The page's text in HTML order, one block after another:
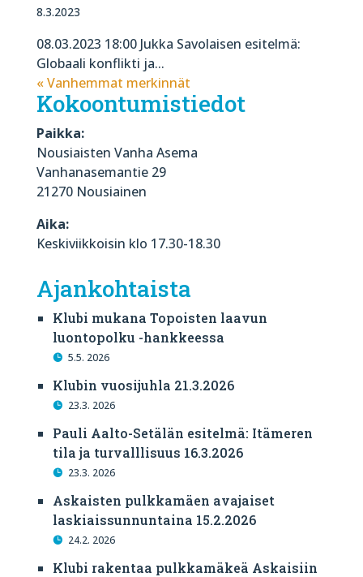
8.3.2023
08.03.2023 18:00 Jukka Savolaisen esitelmä:
Globaali konflikti ja...
« Vanhemmat merkinnät
Kokoontumistiedot
Paikka:
Nousiaisten Vanha Asema
Vanhanasemantie 29
21270 Nousiainen
Aika:
Keskiviikkoisin klo 17.30-18.30
Ajankohtaista
Klubi mukana Topoisten laavun
luontopolku -hankkeessa
5.5. 2026
Klubin vuosijuhla 21.3.2026
23.3. 2026
Pauli Aalto-Setälän esitelmä: Itämeren
tila ja turvalllisuus 16.3.2026
23.3. 2026
Askaisten pulkkamäen avajaiset
laskiaissunnuntaina 15.2.2026
24.2. 2026
Klubi rakentaa pulkkamäkeä Askaisiin